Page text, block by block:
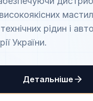
рідин і
України.
Детальніше